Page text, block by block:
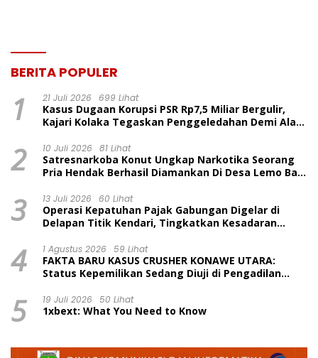
BERITA POPULER
1 21 Juli 2026 699 Lihat
Kasus Dugaan Korupsi PSR Rp7,5 Miliar Bergulir,
Kajari Kolaka Tegaskan Penggeledahan Demi Alat
2 10 Juli 2026 81 Lihat
Satresnarkoba Konut Ungkap Narkotika Seorang
Pria Hendak Berhasil Diamankan Di Desa Lemo Bajo
3 13 Juli 2026 60 Lihat
Operasi Kepatuhan Pajak Gabungan Digelar di
Delapan Titik Kendari, Tingkatkan Kesadaran
4 1 Agustus 2026 59 Lihat
FAKTA BARU KASUS CRUSHER KONAWE UTARA:
Status Kepemilikan Sedang Diuji di Pengadilan
Dinilai Prematur
5 19 Juli 2026 50 Lihat
1xbext: What You Need to Know